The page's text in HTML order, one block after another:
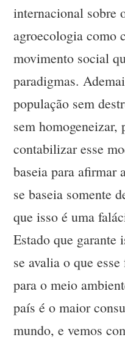
internacional sobre
agroecologia como
movimento social
paradigmas.
população sem
sem homogeneizar,
contabilizar esse
baseia para afirmar
se baseia somente
que isso é uma
Estado que garante
se avalia o que
para o meio
país é o maior
mundo, e vemos